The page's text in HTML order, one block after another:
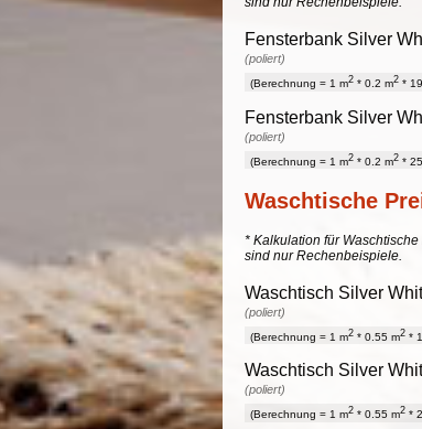
Fensterbank Silver
(poliert)
(Berechnung = 1 m2 * 0.2 m2 *
Fensterbank Silver
(poliert)
(Berechnung = 1 m2 * 0.2 m2 *
Waschtische
* Kalkulation für
sind nur Rechenbeispiele.
Waschtisch Silver
(poliert)
(Berechnung = 1 m2 * 0.55 m2 *
Waschtisch Silver
(poliert)
(Berechnung = 1 m2 * 0.55 m2 *